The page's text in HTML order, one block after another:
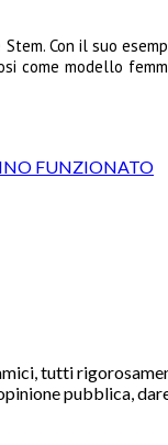
Con il suo
come modello
FUNZIONATO
tutti
pubblica,